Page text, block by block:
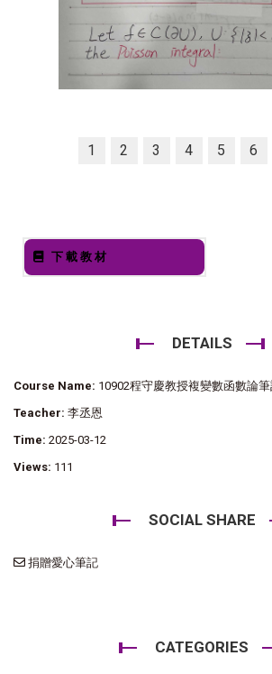
1 2 3 4 5 6
下載教材
DETAILS
Course Name: 10902程守慶教授複變數函數論
Teacher: 李丞恩
Time: 2025-03-12
Views: 111
SOCIAL SHARE
捐贈愛心筆記
CATEGORIES